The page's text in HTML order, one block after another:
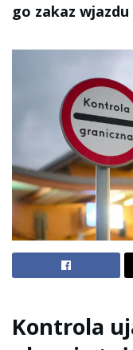
go zakaz
Kontrola